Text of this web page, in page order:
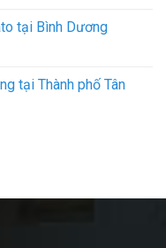
tại Bình Dương
tại Thành phố Tân